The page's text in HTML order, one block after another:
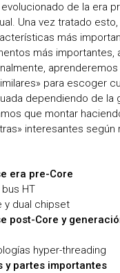
de la era
Una vez tratado
más
más importantes,
para escoger
dependiendo de la
que montar
interesantes según
era pre-Core
bus HT
y dual chipset
post-Core y
hyper-threading
y partes importantes